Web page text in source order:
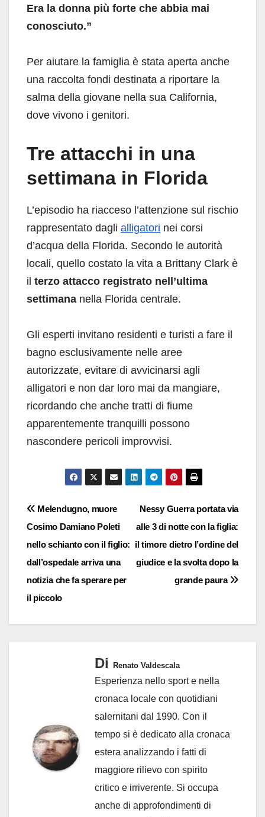
Era la donna più forte che abbia mai
conosciuto.”
Per aiutare la famiglia è stata aperta anche
una raccolta fondi destinata a riportare la
salma della giovane nella sua California,
dove vivono i genitori.
Tre attacchi in una
settimana in Florida
L’episodio ha riacceso l’attenzione sul rischio
rappresentato dagli alligatori nei corsi
d’acqua della Florida. Secondo le autorità
locali, quello costato la vita a Brittany Clark è
il terzo attacco registrato nell’ultima
settimana nella Florida centrale.
Gli esperti invitano residenti e turisti a fare il
bagno esclusivamente nelle aree
autorizzate, evitare di avvicinarsi agli
alligatori e non dar loro mai da mangiare,
ricordando che anche tratti di fiume
apparentemente tranquilli possono
nascondere pericoli improvvisi.
Navigazione
articoli
Nessy Guerra portata via
alle 3 di notte con la figlia:
il timore dietro l’ordine del
giudice e la svolta dopo la
grande paura
Melendugno, muore
Cosimo Damiano Poleti
nello schianto con il figlio:
dall’ospedale arriva una
notizia che fa sperare per
il piccolo
Di Renato Valdescala
Esperienza nello sport e nella
cronaca locale con quotidiani
salernitani dal 1990. Con il
tempo si è dedicato alla cronaca
estera analizzando i fatti di
maggiore rilievo con spirito
critico e irriverente. Si occupa
anche di approfondimenti di